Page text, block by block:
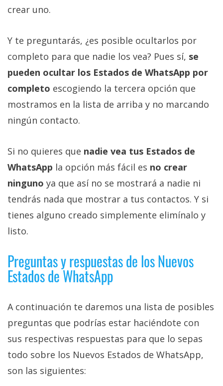
crear uno.
Y te preguntarás, ¿es posible ocultarlos por
completo para que nadie los vea? Pues sí, se
pueden ocultar los Estados de WhatsApp por
completo escogiendo la tercera opción que
mostramos en la lista de arriba y no marcando
ningún contacto.
Si no quieres que nadie vea tus Estados de
WhatsApp la opción más fácil es no crear
ninguno ya que así no se mostrará a nadie ni
tendrás nada que mostrar a tus contactos. Y si
tienes alguno creado simplemente elimínalo y
listo.
Preguntas y respuestas de los Nuevos
Estados de WhatsApp
A continuación te daremos una lista de posibles
preguntas que podrías estar haciéndote con
sus respectivas respuestas para que lo sepas
todo sobre los Nuevos Estados de WhatsApp,
son las siguientes: